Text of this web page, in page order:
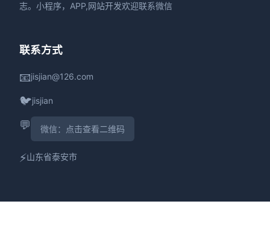
志。小程序，APP,网站开发欢迎联系微信
联系方式
📧jisjian@126.com
🐦jisjian
💬 微信：点击查看二维码
⚡山东省泰安市